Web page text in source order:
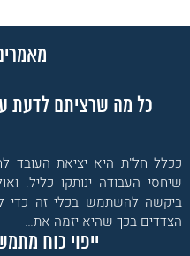
כל מה שרציתם לדעת
ככלל חל"ת היא יציאת
שיחסי העבודה ינותקו כליל.
ביקשה להשתמש בכלי זה כדי
הצדדים בכך שהיא יזמה את…
ייפוי כוח